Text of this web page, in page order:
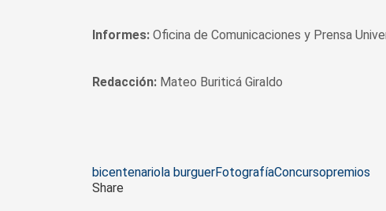
Informes: Oficina de Comunicaciones y Prensa
Redacción: Mateo Buriticá Giraldo
Tags
bicentenariola burguerFotografíaConcursopremios
Share